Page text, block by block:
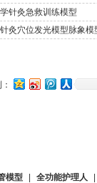
针灸急救训练模型
灸穴位发光模型脉象模
模型 全功能护理人